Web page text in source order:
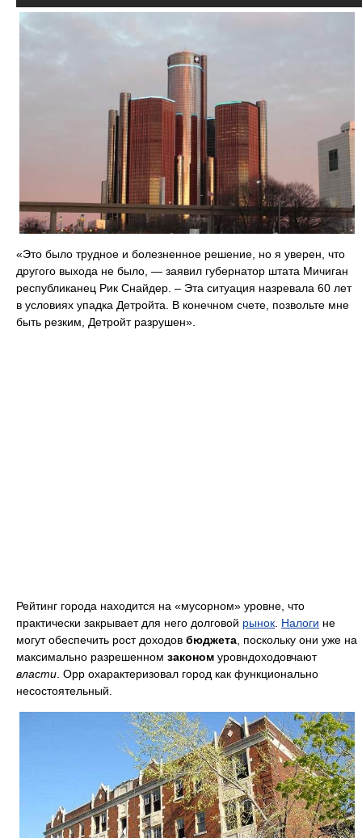
«Это было трудное и болезненное решение, но я уверен, что
другого выхода не было, — заявил губернатор штата Мичиган
республиканец Рик Снайдер. – Эта ситуация назревала 60 лет
в условиях упадка Детройта. В конечном счете, позвольте мне
быть резким, Детройт разрушен».
Рейтинг города находится на «мусорном» уровне, что
практически закрывает для него долговой рынок Налоги не
могут обеспечить рост доходов бюджета , поскольку они уже на
максимально разрешенном законом уровндоходовчают
власти . Орр охарактеризовал город как функционально
несостоятельный.